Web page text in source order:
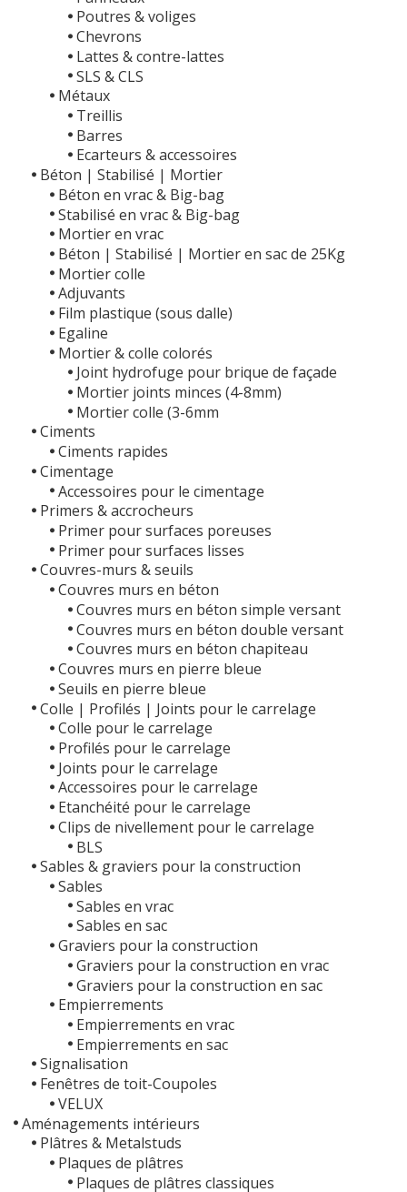
Poutres & voliges
Chevrons
Lattes & contre-lattes
SLS & CLS
Métaux
Treillis
Barres
Ecarteurs & accessoires
Béton | Stabilisé | Mortier
Béton en vrac & Big-bag
Stabilisé en vrac & Big-bag
Mortier en vrac
Béton | Stabilisé | Mortier en sac de 25Kg
Mortier colle
Adjuvants
Film plastique (sous dalle)
Egaline
Mortier & colle colorés
Joint hydrofuge pour brique de façade
Mortier joints minces (4-8mm)
Mortier colle (3-6mm
Ciments
Ciments rapides
Cimentage
Accessoires pour le cimentage
Primers & accrocheurs
Primer pour surfaces poreuses
Primer pour surfaces lisses
Couvres-murs & seuils
Couvres murs en béton
Couvres murs en béton simple versant
Couvres murs en béton double versant
Couvres murs en béton chapiteau
Couvres murs en pierre bleue
Seuils en pierre bleue
Colle | Profilés | Joints pour le carrelage
Colle pour le carrelage
Profilés pour le carrelage
Joints pour le carrelage
Accessoires pour le carrelage
Etanchéité pour le carrelage
Clips de nivellement pour le carrelage
BLS
Sables & graviers pour la construction
Sables
Sables en vrac
Sables en sac
Graviers pour la construction
Graviers pour la construction en vrac
Graviers pour la construction en sac
Empierrements
Empierrements en vrac
Empierrements en sac
Signalisation
Fenêtres de toit-Coupoles
VELUX
Aménagements intérieurs
Plâtres & Metalstuds
Plaques de plâtres
Plaques de plâtres classiques